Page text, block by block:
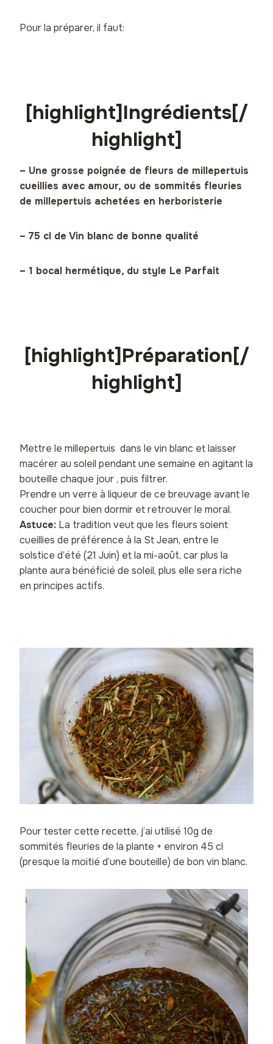
Pour la préparer, il faut:
[highlight]Ingrédients[/
highlight]
– Une grosse poignée de fleurs de millepertuis
cueillies avec amour, ou de sommités fleuries
de millepertuis achetées en herboristerie
– 75 cl de Vin blanc de bonne qualité
– 1 bocal hermétique, du style Le Parfait
[highlight]Préparation[/
highlight]
Mettre le millepertuis dans le vin blanc et laisser
macérer au soleil pendant une semaine en agitant la
bouteille chaque jour , puis filtrer.
Prendre un verre à liqueur de ce breuvage avant le
coucher pour bien dormir et retrouver le moral.
Astuce: La tradition veut que les fleurs soient
cueillies de préférence à la St Jean, entre le
solstice d’été (21 Juin) et la mi-août, car plus la
plante aura bénéficié de soleil, plus elle sera riche
en principes actifs.
Pour tester cette recette, j’ai utilisé 10g de
sommités fleuries de la plante + environ 45 cl
(presque la moitié d’une bouteille) de bon vin blanc.